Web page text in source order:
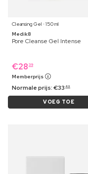
Cleansing Gel ⋅ 150 ml
Medik8
Pore Cleanse Gel Intense
€28 39
Memberprijs
Normale prijs:€33 49
VOEG TOE